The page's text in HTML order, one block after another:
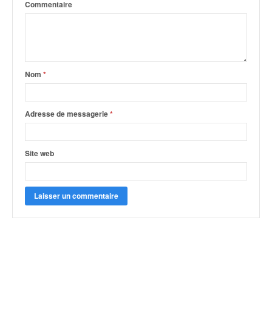
Commentaire
Nom *
Adresse de messagerie*
Site web